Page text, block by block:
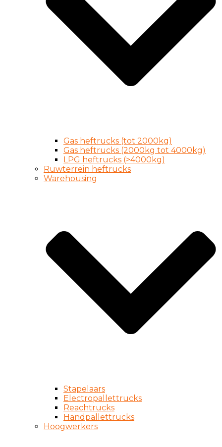
Gas heftrucks (tot 2000kg)
Gas heftrucks (2000kg tot 4000kg)
LPG heftrucks (>4000kg)
Ruwterrein heftrucks
Warehousing
Stapelaars
Electropallettrucks
Reachtrucks
Handpallettrucks
Hoogwerkers